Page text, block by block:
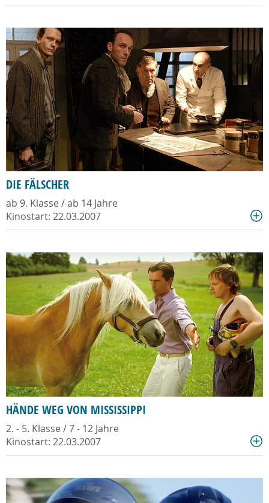
DIE FÄLSCHER
ab 9. Klasse / ab 14 Jahre
Kinostart: 22.03.2007
HÄNDE WEG VON MISSISSIPPI
2. - 5. Klasse / 7 - 12 Jahre
Kinostart: 22.03.2007